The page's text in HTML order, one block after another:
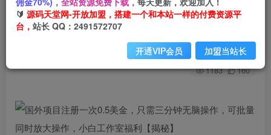
作，可批量同时放大操作，小白工作室福利【揭
秘】
关注 私信
1183 160
🔰 源码天堂网-开放加盟，搭建一个和本站一样的付费资源平
台， 站长 QQ：2491572707
开通VIP会员 加盟当站长